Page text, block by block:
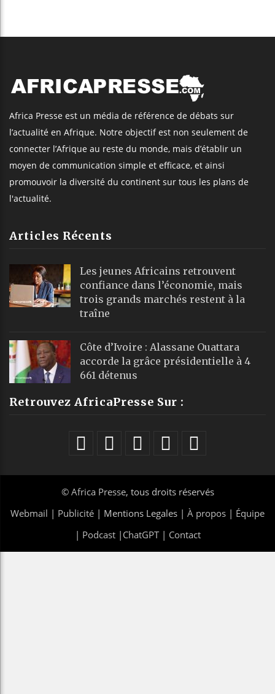
Africa Presse est un média de référence de débats sur
l’actualité en Afrique. Notre objectif est non seulement de
connecter l’Afrique au reste du monde, mais d’établir un
moyen de communication simple et efficace, et ainsi
promouvoir la diversité du continent sur tous les plans de
l'actualité.
Articles Récents
Les jeunes Africains retrouvent
confiance dans l’économie, mais
trois grands marchés restent à la
traîne
Côte d’Ivoire : Alassane Ouattara
accorde la grâce présidentielle à 4
661 détenus
Retrouvez AfricaPresse Sur :
© Africa Presse, tous droits réservés
Webmail | Publicité | Mentions Legales | À propos | Équipe
| Podcast| ChatGPT| Contact